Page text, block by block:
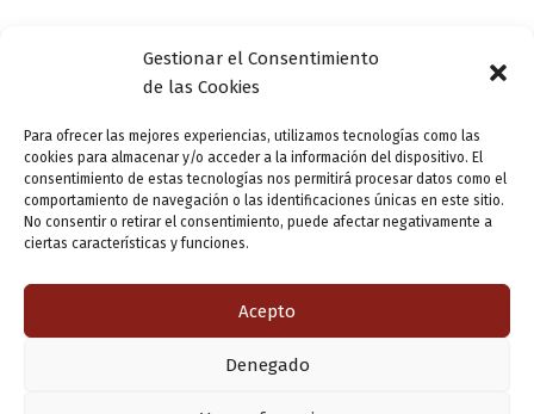
Gestionar el Consentimiento
de las Cookies
Para ofrecer las mejores experiencias, utilizamos tecnologías como las
cookies para almacenar y/o acceder a la información del dispositivo. El
consentimiento de estas tecnologías nos permitirá procesar datos como el
comportamiento de navegación o las identificaciones únicas en este sitio.
No consentir o retirar el consentimiento, puede afectar negativamente a
ciertas características y funciones.
Acepto
Denegado
Casa de Zorrilla conmemorarán el 168
aniversario del estreno de Don Juan
Tenorio
Deja un comentario / Actualidad / Por VLLensutinta
Actualidad / Por